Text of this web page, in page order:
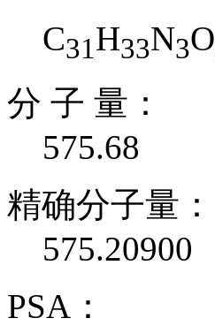
C31H33N3O
分 子 量：
575.68
精确分子量：
575.20900
PSA：